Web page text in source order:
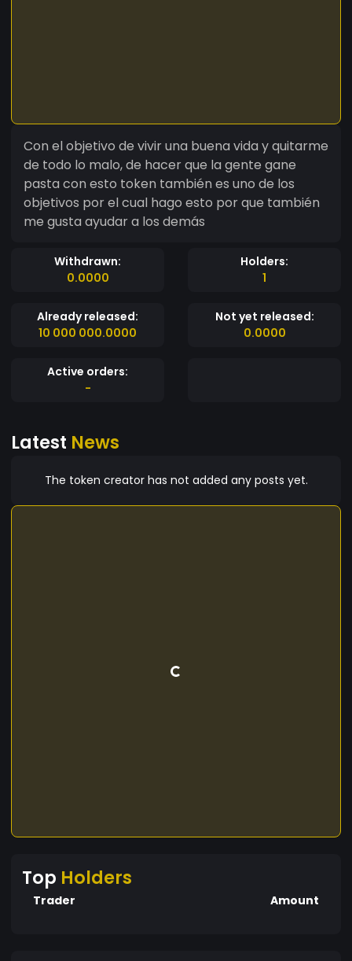
Con el objetivo de vivir una buena vida y quitarme
de todo lo malo, de hacer que la gente gane
pasta con esto token también es uno de los
objetivos por el cual hago esto por que también
me gusta ayudar a los demás
Withdrawn:
0.0000
Holders:
1
Already released:
10 000 000.0000
Not yet released:
0.0000
Active orders:
-
Latest News
The token creator has not added any posts yet.
Top Holders
Trader Amount